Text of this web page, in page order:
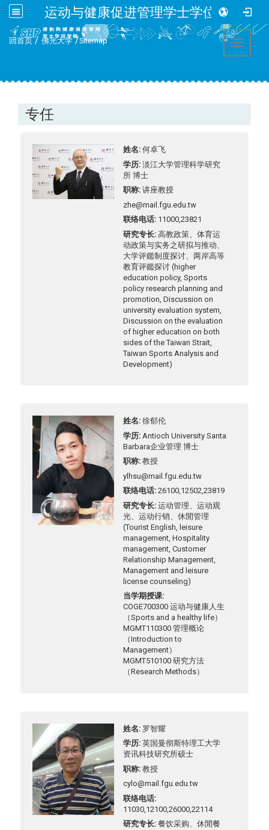
运动与健康促进管理学士学位学程
回首页/ 佛光大学/Sitemap Toggle
专任
姓名 何卓飞
学历 淡江大学管理科学研究
所 博士
职称 讲座教授
zhe@mail.fgu.edu.tw
联络电话 11000,23821
研究专长 高教政策、体育运
动政策与实务之研拟与推动、
大学评鑑制度探讨、两岸高等
教育评鑑探讨 (higher
education policy, Sports
policy research planning and
promotion, Discussion on
university evaluation system,
Discussion on the evaluation
of higher education on both
sides of the Taiwan Strait,
Taiwan Sports Analysis and
Development)
姓名 徐郁伦
学历 Antioch University Santa
Barbara企业管理 博士
职称 教授
ylhsu@mail.fgu.edu.tw
联络电话 26100,12502,23819
研究专长 运动管理、运动观
光、运动行销、休閒管理
(Tourist English, leisure
management, Hospitality
management, Customer
Relationship Management,
Management and leisure
license counseling)
当学期授课
COGE700300 运动与健康人生
（Sports and a healthy life）
MGMT110300 管理概论
（Introduction to
Management）
MGMT510100 研究方法
（Research Methods）
姓名 罗智耀
学历 英国曼彻斯特理工大学
资讯科技研究所硕士
职称 教授
cylo@mail.fgu.edu.tw
联络电话
11030,12100,26000,22114
研究专长 餐饮采购、休閒餐